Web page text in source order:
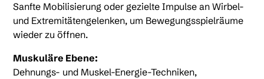
Sanfte Mobilisierung oder gezielte Impulse an Wirbel-
und Extremitätengelenken, um Bewegungsspielräume
wieder zu öffnen.
Muskuläre Ebene:
Dehnungs- und Muskel-Energie-Techniken,